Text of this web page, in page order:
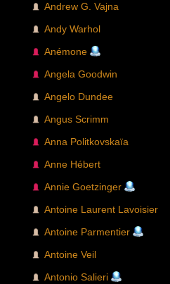
Andrew G. Vajna
Andy Warhol
Anémone
Angela Goodwin
Angelo Dundee
Angus Scrimm
Anna Politkovskaïa
Anne Hébert
Annie Goetzinger
Antoine Laurent Lavoisier
Antoine Parmentier
Antoine Veil
Antonio Salieri